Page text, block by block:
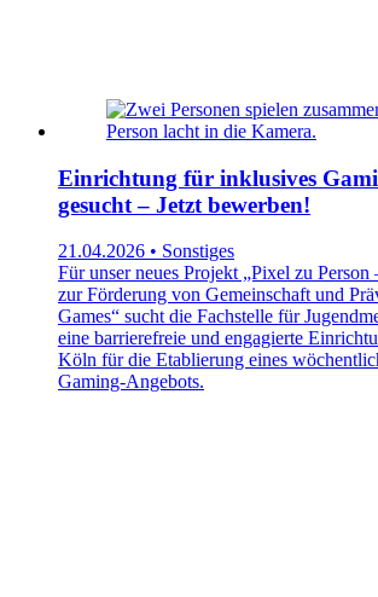
Einrichtung für inklusives
gesucht – Jetzt bewerben!
21.04.2026 • Sonstiges
Für unser neues Projekt „Pixel zu
zur Förderung von Gemeinschaft und
Games“ sucht die Fachstelle für
eine barrierefreie und engagierte
Köln für die Etablierung eines
Gaming-Angebots.